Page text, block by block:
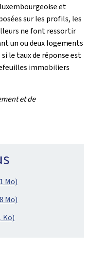
et
sur les profils, les
ne font ressortir
un ou deux logements
le taux de réponse est
immobiliers
et de
Mo)
Mo)
Ko)